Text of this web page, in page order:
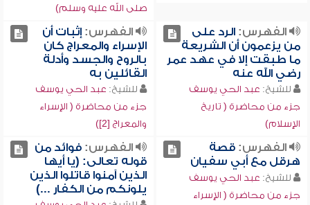
صلى الله عليه وسلم)
الفهرس:الرد على
من يزعمون أن الشريعة
ما طبقت إلا في عهد عمر
رضي الله عنه
للشيخ: عبد الحي يوسف
جزء من محاضرة ( تاريخ
الإسلام)
الفهرس:إثبات أن
الإسراء والمعراج كان
بالروح والجسد وأدلة
القائلين به
للشيخ: عبد الحي يوسف
جزء من محاضرة ( الإسراء
والمعراج [2])
الفهرس:قصة
هرقل مع أبي سفيان
للشيخ: عبد الحي يوسف
جزء من محاضرة ( الإسراء
الفهرس:فوائد من
قوله تعالى: (يا أيها
الذين آمنوا قاتلوا الذين
يلونكم من الكفار ...)